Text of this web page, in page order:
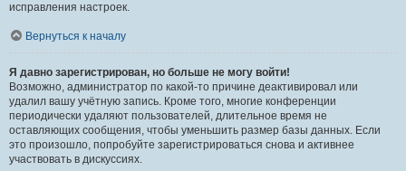
исправления настроек.
Вернуться к началу
Я давно зарегистрирован, но больше не могу войти!
Возможно, администратор по какой-то причине деактивировал или
удалил вашу учётную запись. Кроме того, многие конференции
периодически удаляют пользователей, длительное время не
оставляющих сообщения, чтобы уменьшить размер базы данных. Если
это произошло, попробуйте зарегистрироваться снова и активнее
участвовать в дискуссиях.